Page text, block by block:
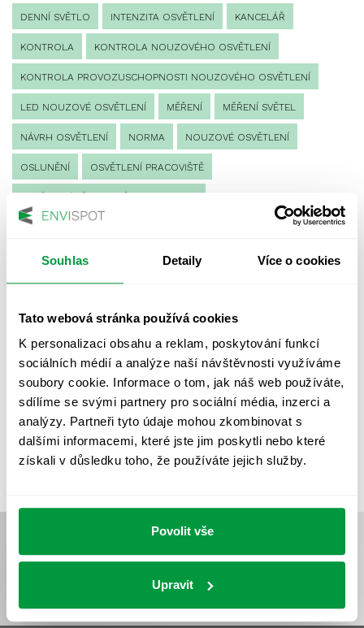
Souhlas Detaily Více o cookies
Tato webová stránka používá cookies
K personalizaci obsahu a reklam, poskytování funkcí
sociálních médií a analýze naší návštěvnosti využíváme
soubory cookie. Informace o tom, jak náš web používáte,
sdílíme se svými partnery pro sociální média, inzerci a
analýzy. Partneři tyto údaje mohou zkombinovat s
dalšími informacemi, které jste jim poskytli nebo které
získali v důsledku toho, že používáte jejich služby.
Povolit vše
Upravit
DENNÍ SVĚTLO INTENZITA OSVĚTLENÍ KANCELÁŘ
KONTROLA KONTROLA NOUZOVÉHO OSVĚTLENÍ
KONTROLA PROVOZUSCHOPNOSTI NOUZOVÉHO OSVĚTLENÍ
LED NOUZOVÉ OSVĚTLENÍ MĚŘENÍ MĚŘENÍ SVĚTEL
NÁVRH OSVĚTLENÍ NORMA NOUZOVÉ OSVĚTLENÍ
OSLUNĚNÍ OSVĚTLENÍ PRACOVIŠTĚ
OSVĚTLENÍ SPORTOVIŠŤ
PROTIPANICKÉ OSVĚTLENÍ
PROVOZNÍ DENÍK NOUZOVÉHO OSVĚTLENÍ
REVIZE NOUZOVÉHO OSVĚTLENÍ ŘÍZENÍ
UMĚLÉ OSVĚTLENÍ VEŘEJNÉ OSVĚTLENÍ
VÝPOČET OSVĚTLENÍ VÝPOČET ZASTÍNĚNÍ
VÝPOČTY A NÁVRHY ZASTÍNĚNÍ
ZKOUŠKY NOUZOVÉHO OSVĚTLENÍ